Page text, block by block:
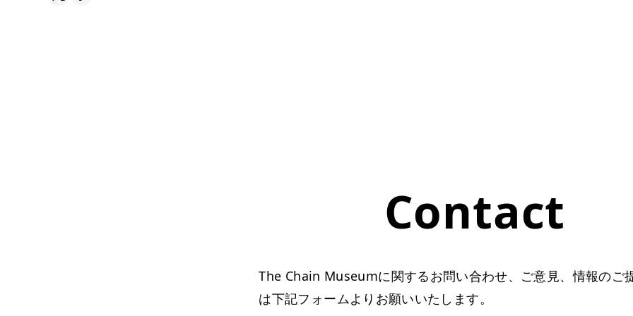
Contact
The Chain Museumに関するお問い合わせ、ご意見、情報のご
は下記フォームよりお願いいたします。